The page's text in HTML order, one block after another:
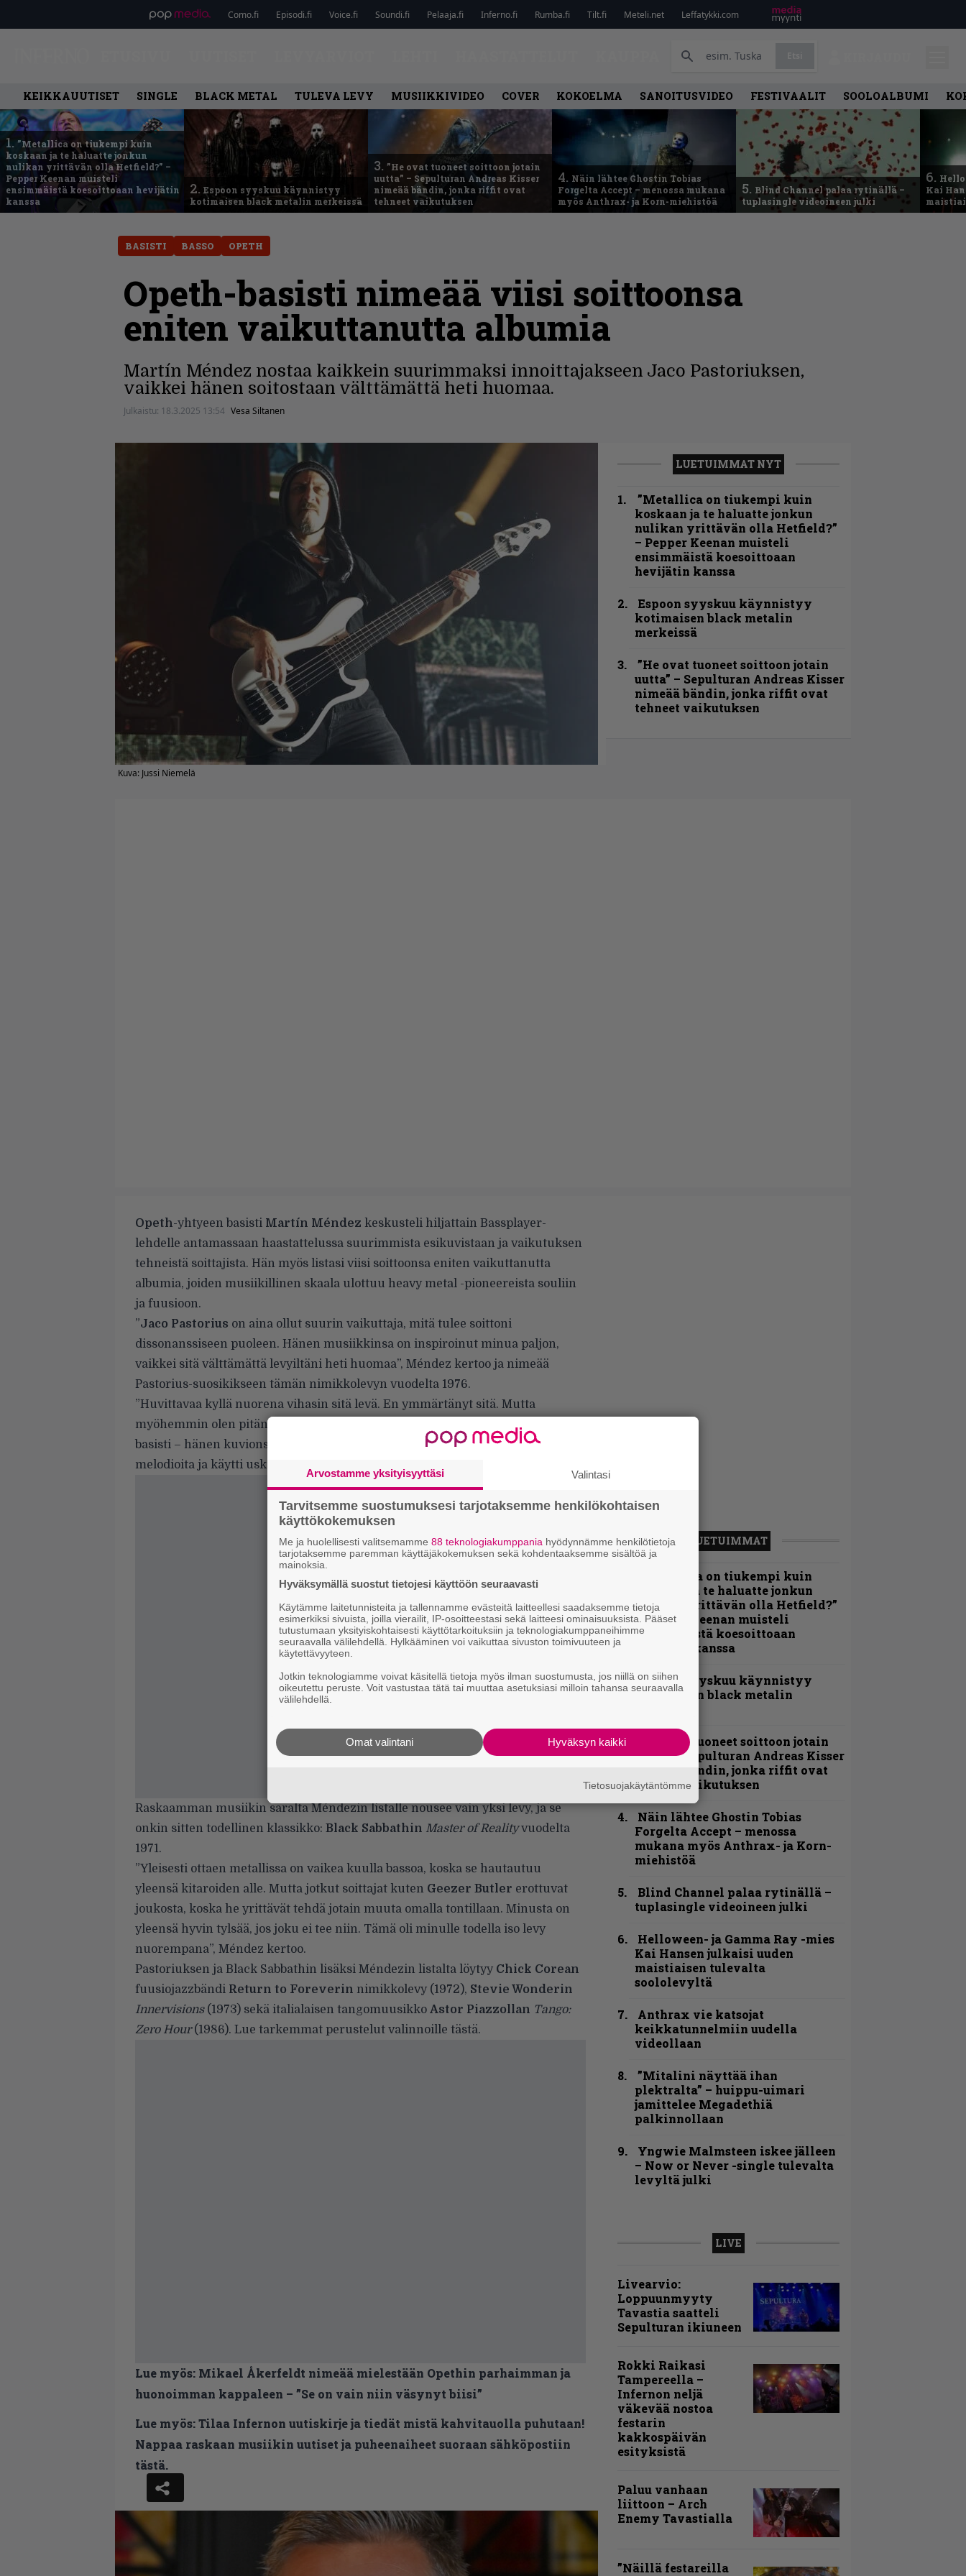
Como.fi Episodi.fi Voice.fi Soundi.fi Pelaaja.fi Inferno.fi Rumba.fi Tilt.fi Meteli.net Leffatykki.com
KEIKKAUUTISET SINGLE BLACK METAL TULEVA LEVY MUSIIKKIVIDEO COVER KOKOELMA SANOITUSVIDEO FESTIVAALIT SOOLOALBUMI
1. ”Metallica on tiukempi kuin
koskaan ja te haluatte jonkun
nulikan yrittävän olla Hetfield?” –
Pepper Keenan muisteli
ensimmäistä koesoittoaan hevijätin
kanssa
2. Espoon syyskuu käynnistyy
kotimaisen black metalin merkeissä
3. ”He ovat tuoneet soittoon jotain
uutta” – Sepulturan Andreas Kisser
nimeää bändin, jonka riffit ovat
tehneet vaikutuksen
4. Näin lähtee Ghostin Tobias
Forgelta Accept – menossa mukana
myös Anthrax- ja Korn-miehistöä
5. Blind Channel palaa rytinällä –
tuplasingle videoineen julki
6.
Kai
BASISTI BASSO OPETH
Opeth-basisti nimeää viisi soittoonsa
eniten vaikuttanutta albumia
Martín Méndez nostaa kaikkein suurimmaksi innoittajakseen Jaco Pastoriuksen,
vaikkei hänen soitostaan välttämättä heti huomaa.
Julkaistu: 18.3.2025 13:54 Vesa Siltanen
Kuva: Jussi Niemelä
LUETUIMMAT NYT
”Metallica on tiukempi kuin
koskaan ja te haluatte jonkun
nulikan yrittävän olla Hetfield?”
– Pepper Keenan muisteli
ensimmäistä koesoittoaan
hevijätin kanssa
Espoon syyskuu käynnistyy
kotimaisen black metalin
merkeissä
”He ovat tuoneet soittoon jotain
uutta” – Sepulturan Andreas Kisser
nimeää bändin, jonka riffit ovat
tehneet vaikutuksen
Opeth-yhtyeen basisti Martín Méndez keskusteli hiljattain Bassplayer-
lehdelle antamassaan haastattelussa suurimmista esikuvistaan ja vaikutuksen
tehneistä soittajista. Hän myös listasi viisi soittoonsa eniten vaikuttanutta
albumia, joiden musiikillinen skaala ulottuu heavy metal -pioneereista souliin
ja fuusioon.
”Jaco Pastorius on aina ollut suurin vaikuttaja, mitä tulee soittoni
dissonanssiseen puoleen. Hänen musiikkinsa on inspiroinut minua paljon,
vaikkei sitä välttämättä levyiltäni heti huomaa”, Méndez kertoo ja nimeää
Pastorius-suosikikseen tämän nimikkolevyn vuodelta 1976.
”Huvittavaa kyllä nuorena vihasin sitä levä. En ymmärtänyt sitä. Mutta
myöhemmin olen pitänyt sitä uskomattomana. Hän on minulle se ultimaattisin
basisti – hänen kuvionsa ovat mahtavia ja rakastan sitä, miten hän loi
melodioita ja käytti uskomattomia tekniikoita.”
Raskaamman musiikin saralta Méndezin listalle nousee vain yksi levy, ja se
onkin sitten todellinen klassikko: Black Sabbathin Master of Realityvuodelta
1971.
”Yleisesti ottaen metallissa on vaikea kuulla bassoa, koska se hautautuu
yleensä kitaroiden alle. Mutta jotkut soittajat kuten Geezer Butler erottuvat
joukosta, koska he yrittävät tehdä jotain muuta omalla tontillaan. Minusta on
yleensä hyvin tylsää, jos joku ei tee niin. Tämä oli minulle todella iso levy
nuorempana”, Méndez kertoo.
Pastoriuksen ja Black Sabbathin lisäksi Méndezin listalta löytyy Chick Corean
fuusiojazzbändi Return to Foreverin nimikkolevy (1972), Stevie Wonderin
Innervisions (1973) sekä italialaisen tangomuusikko Astor Piazzollan Tango:
Zero Hour(1986). Lue tarkemmat perustelut valinnoille tästä.
Lue myös: Mikael Åkerfeldt nimeää mielestään Opethin parhaimman ja
huonoimman kappaleen – ”Se on vain niin väsynyt biisi”
Lue myös:Tilaa Infernon uutiskirje ja tiedät mistä kahvitauolla puhutaan!
Nappaa raskaan musiikin uutiset ja puheenaiheet suoraan sähköpostiin
tästä.
LUETUIMMAT
”Metallica on tiukempi kuin
koskaan ja te haluatte jonkun
nulikan yrittävän olla Hetfield?”
– Pepper Keenan muisteli
ensimmäistä koesoittoaan
hevijätin kanssa
Espoon syyskuu käynnistyy
kotimaisen black metalin
”He ovat tuoneet soittoon jotain
uutta” – Sepulturan Andreas Kisser
nimeää bändin, jonka riffit ovat
tehneet vaikutuksen
Näin lähtee Ghostin Tobias
Forgelta Accept – menossa
mukana myös Anthrax- ja Korn-
miehistöä
Blind Channel palaa rytinällä –
tuplasingle videoineen julki
Helloween- ja Gamma Ray -mies
Kai Hansen julkaisi uuden
maistiaisen tulevalta
soololevyltä
Anthrax vie katsojat
keikkatunnelmiin uudella
videollaan
”Mitalini näyttää ihan
plektralta” – huippu-uimari
jamittelee Megadethiä
palkinnollaan
Yngwie Malmsteen iskee jälleen
– Now or Never -single tulevalta
levyltä julki
LIVE
Livearvio:
Loppuunmyyty
Tavastia saatteli
Sepulturan ikiuneen
Rokki Raikasi
Tampereella –
Infernon neljä
väkevää nostoa
festarin
kakkospäivän
esityksistä
Paluu vanhaan
liittoon – Arch
Enemy Tavastialla
”Näillä festareilla
Arvostamme yksityisyyttäsi Valintasi
Tarvitsemme suostumuksesi tarjotaksemme henkilökohtaisen
käyttökokemuksen
Me ja huolellisesti valitsemamme 88 teknologiakumppania hyödynnämme henkilötietoja
tarjotaksemme paremman käyttäjäkokemuksen sekä kohdentaaksemme sisältöä ja
mainoksia.
Hyväksymällä suostut tietojesi käyttöön seuraavasti
Käytämme laitetunnisteita ja tallennamme evästeitä laitteellesi saadaksemme tietoja
esimerkiksi sivuista, joilla vierailit, IP-osoitteestasi sekä laitteesi ominaisuuksista. Pääset
tutustumaan yksityiskohtaisesti käyttötarkoituksiin ja teknologiakumppaneihimme
seuraavalla välilehdellä. Hylkääminen voi vaikuttaa sivuston toimivuuteen ja
käytettävyyteen.
Jotkin teknologiamme voivat käsitellä tietoja myös ilman suostumusta, jos niillä on siihen
oikeutettu peruste. Voit vastustaa tätä tai muuttaa asetuksiasi milloin tahansa seuraavalla
välilehdellä.
Hyväksyn kaikki
Omat valintani
Tietosuojakäytäntömme